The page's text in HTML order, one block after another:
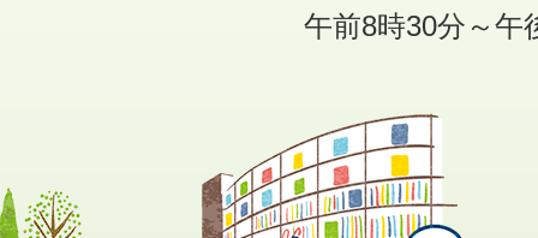
午前8時30分～午